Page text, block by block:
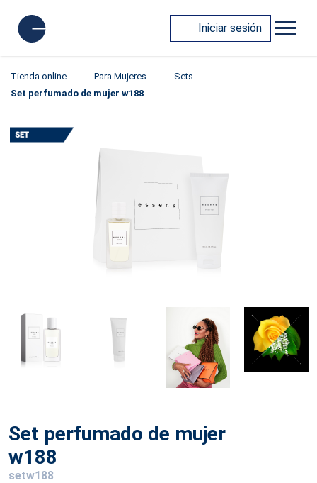
Iniciar sesión
Tienda online Para Mujeres
Sets
Set perfumado de mujer w188
Set perfumado de mujer
w188
setw188